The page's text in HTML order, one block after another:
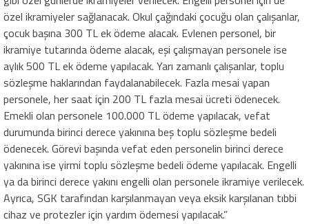
özel ikramiyeler sağlanacak. Okul çağındaki çocuğu olan çalışanlar,
çocuk başına 300 TL ek ödeme alacak. Evlenen personel, bir
ikramiye tutarında ödeme alacak, eşi çalışmayan personele ise
aylık 500 TL ek ödeme yapılacak. Yarı zamanlı çalışanlar, toplu
sözleşme haklarından faydalanabilecek. Fazla mesai yapan
personele, her saat için 200 TL fazla mesai ücreti ödenecek.
Emekli olan personele 100.000 TL ödeme yapılacak, vefat
durumunda birinci derece yakınına beş toplu sözleşme bedeli
ödenecek. Görevi başında vefat eden personelin birinci derece
yakınına ise yirmi toplu sözleşme bedeli ödeme yapılacak. Engelli
ya da birinci derece yakını engelli olan personele ikramiye verilecek.
Ayrıca, SGK tarafından karşılanmayan veya eksik karşılanan tıbbi
cihaz ve protezler için yardım ödemesi yapılacak.”